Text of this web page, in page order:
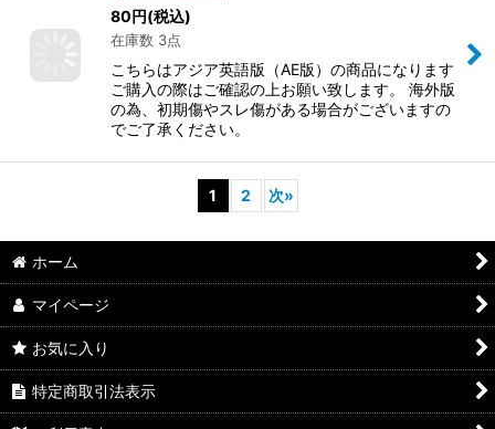
80円(税込)
在庫数 3点
こちらはアジア英語版（AE版）の商品になります
ご購入の際はご確認の上お願い致します。 海外版
の為、初期傷やスレ傷がある場合がございますの
でご了承ください。
1 2 次»
ホーム
マイページ
お気に入り
特定商取引法表示